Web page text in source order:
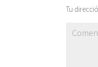
Tu